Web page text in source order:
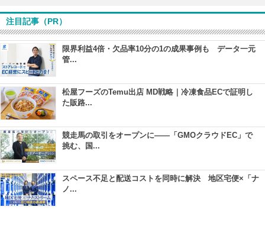
注目記事（PR）
限界利益4倍・欠品率10分の1の成果事例も データ一元
管...
松屋フーズのTemu出店 MD戦略｜冷凍食品ECで証明し
た販路...
競走馬の取引をオープンに――「GMOクラウドEC」で
挑む、国...
スペース不足と配送コストを同時に解決 地区宅便×「ナ
ノ...